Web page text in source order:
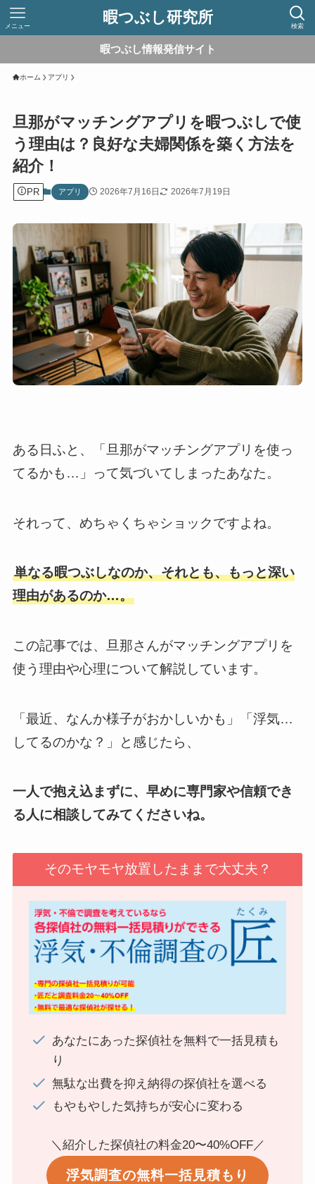
暇つぶし研究所 検索
メニュー
暇つぶし情報発信サイト
ホーム アプリ
旦那がマッチングアプリを暇つぶしで使
う理由は？良好な夫婦関係を築く方法を
紹介！
PR アプリ 2026年7月16日 2026年7月19日
ある日ふと、「旦那がマッチングアプリを使っ
てるかも…」って気づいてしまったあなた。
それって、めちゃくちゃショックですよね。
単なる暇つぶしなのか、それとも、もっと深い
理由があるのか…。
この記事では、旦那さんがマッチングアプリを
使う理由や心理について解説しています。
「最近、なんか様子がおかしいかも」「浮気…
してるのかな？」と感じたら、
一人で抱え込まずに、早めに専門家や信頼でき
る人に相談してみてくださいね。
そのモヤモヤ放置したままで大丈夫？
あなたにあった探偵社を無料で一括見積も
り
無駄な出費を抑え納得の探偵社を選べる
もやもやした気持ちが安心に変わる
＼紹介した探偵社の料金20〜40%OFF／
浮気調査の無料一括見積もり